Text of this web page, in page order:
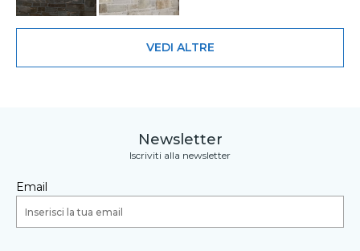
VEDI ALTRE
Newsletter
Iscriviti alla newsletter
Email